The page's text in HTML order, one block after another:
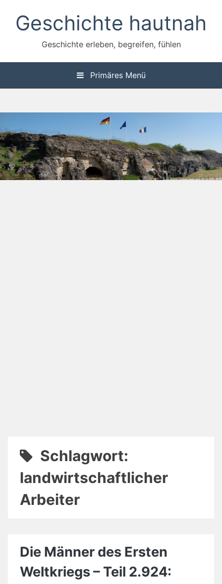
Inhalt
springenGeschichte hautnah
Geschichte erleben, begreifen, fühlen
Primäres Menü
Schlagwort:
landwirtschaftlicher
Arbeiter
Die Männer des Ersten
Weltkriegs – Teil 2.924: